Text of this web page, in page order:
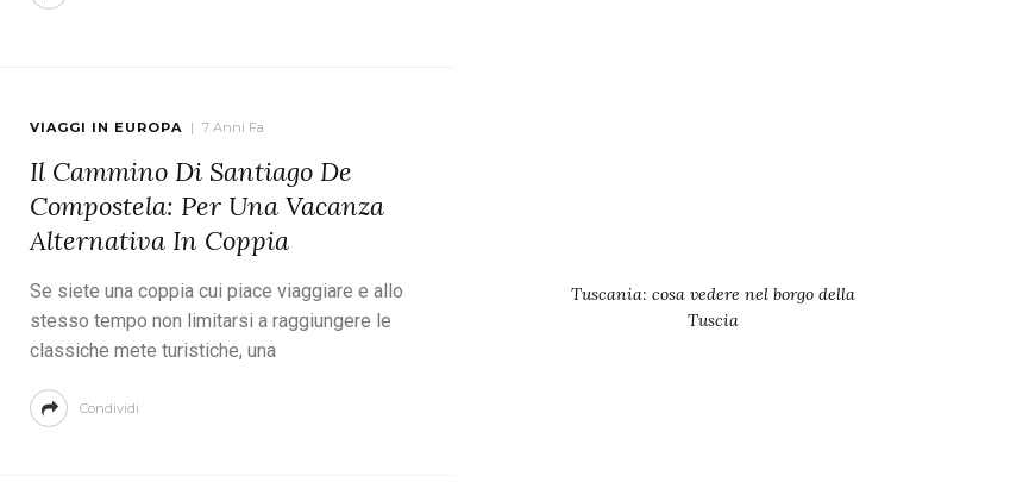
VIAGGI IN EUROPA 7 Anni Fa
Il Cammino Di Santiago De
Compostela: Per Una Vacanza
Alternativa In Coppia
Se siete una coppia cui piace viaggiare e allo
stesso tempo non limitarsi a raggiungere le
classiche mete turistiche, una
Condividi
Tuscania: cosa vedere nel borgo della
Tuscia